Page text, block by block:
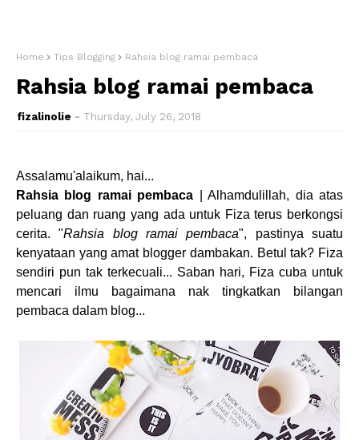
Home Tips Blogging Rahsia blog ramai pembaca
Rahsia blog ramai pembaca
fizalinolie Thursday, July 26, 2018
Assalamu'alaikum, hai...
Rahsia blog ramai pembaca | Alhamdulillah, dia atas
peluang dan ruang yang ada untuk Fiza terus berkongsi
cerita. "Rahsia blog ramai pembaca", pastinya suatu
kenyataan yang amat blogger dambakan. Betul tak? Fiza
sendiri pun tak terkecuali... Saban hari, Fiza cuba untuk
mencari ilmu bagaimana nak tingkatkan bilangan
pembaca dalam blog...